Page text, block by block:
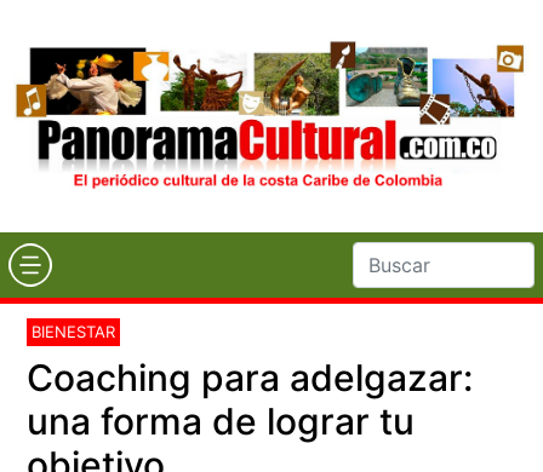
BIENESTAR
Coaching para adelgazar:
una forma de lograr tu